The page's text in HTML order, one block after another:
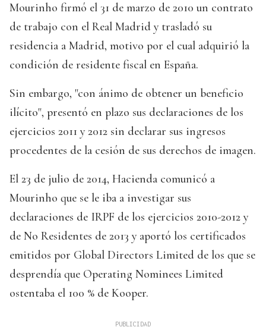
Mourinho firmó el 31 de marzo de 2010 un contrato
de trabajo con el Real Madrid y trasladó su
residencia a Madrid, motivo por el cual adquirió la
condición de residente fiscal en España.
Sin embargo, "con ánimo de obtener un beneficio
ilícito", presentó en plazo sus declaraciones de los
ejercicios 2011 y 2012 sin declarar sus ingresos
procedentes de la cesión de sus derechos de imagen.
El 23 de julio de 2014, Hacienda comunicó a
Mourinho que se le iba a investigar sus
declaraciones de IRPF de los ejercicios 2010-2012 y
de No Residentes de 2013 y aportó los certificados
emitidos por Global Directors Limited de los que se
desprendía que Operating Nominees Limited
ostentaba el 100 % de Kooper.